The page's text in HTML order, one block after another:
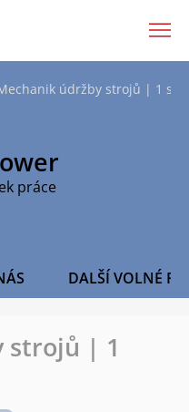
údržby strojů | 1
práce
DALŠÍ VOLNÉ
strojů | 1